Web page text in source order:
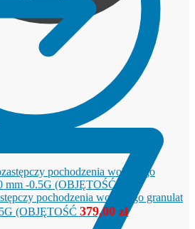
pochodzenia wołowego granulat
(OBJĘTOŚĆ 379,00 zł